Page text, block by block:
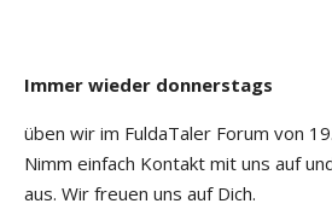
Immer wieder donnerstags
üben wir im FuldaTaler Forum von
Nimm einfach Kontakt mit uns auf
aus. Wir freuen uns auf Dich.